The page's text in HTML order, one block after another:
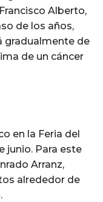
Alberto,
de los años,
gradualmente de
de un cáncer
en la Feria del
junio. Para este
Arranz,
alrededor de